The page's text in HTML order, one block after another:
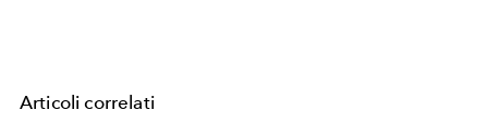
Articoli correlati